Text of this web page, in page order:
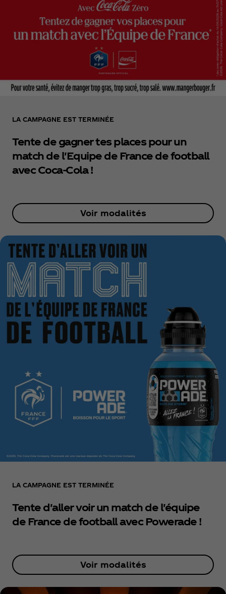
LA CAMPAGNE EST TERMINÉE
Tente de gagner tes places pour un
match de l'Equipe de France de football
avec Coca‑Cola !
Voir modalités
LA CAMPAGNE EST TERMINÉE
Tente d'aller voir un match de l'équipe
de France de football avec Powerade !
Voir modalités